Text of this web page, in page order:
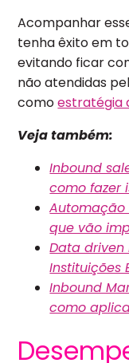
Acompanhar
tenha êxito em
evitando ficar
não atendidas
comoestratégia
Veja também:
Inbound
como fazer
Automação
que vão
Data
Instituições
Inbound
como